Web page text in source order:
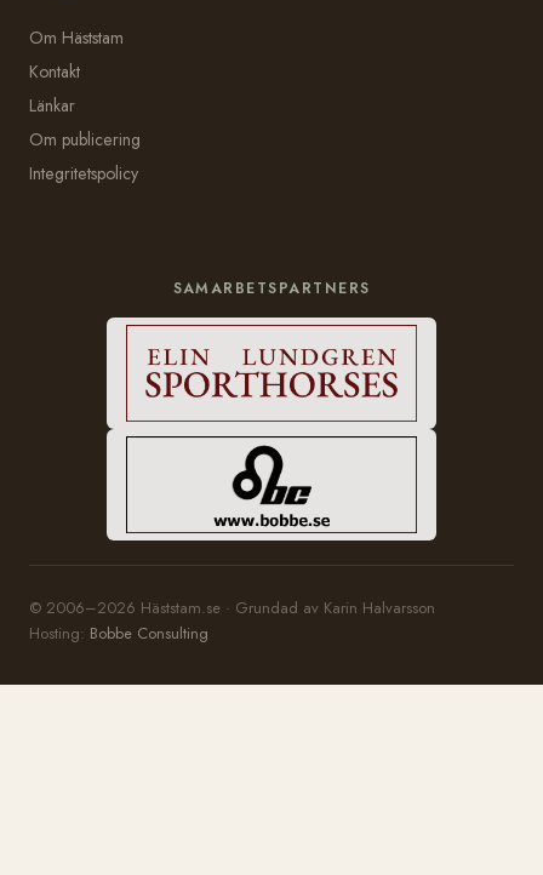
Om Häststam
Kontakt
Länkar
Om publicering
Integritetspolicy
SAMARBETSPARTNERS
© 2006–2026 Häststam.se · Grundad av Karin Halvarsson
Hosting: Bobbe Consulting